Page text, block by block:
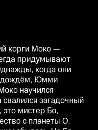
это мистер Бо,
волшебное
с планеты О.
ему желание девочки
Но Бо прибыл не
так: его задача —
своих потерянных
домой, в том числе
кого из наших знакомых. Ну
забавной троице
вместе жить,
и учиться дружбе.
корги Моко —
придумывают
когда они
дождём, Юмми
научился
загадочный
мистер Бо,
с планеты О.